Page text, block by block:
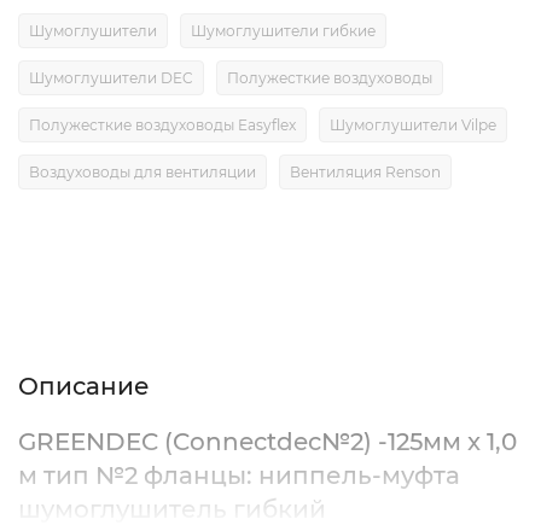
Шумоглушители Шумоглушители гибкие
Шумоглушители DEC Полужесткие воздуховоды
Полужесткие воздуховоды Easyflex Шумоглушители Vilpe
Воздуховоды для вентиляции Вентиляция Renson
Описание
GREENDEC (Connectdec№2) -125мм x 1,0
м тип №2 фланцы: ниппель-муфта
шумоглушитель гибкий